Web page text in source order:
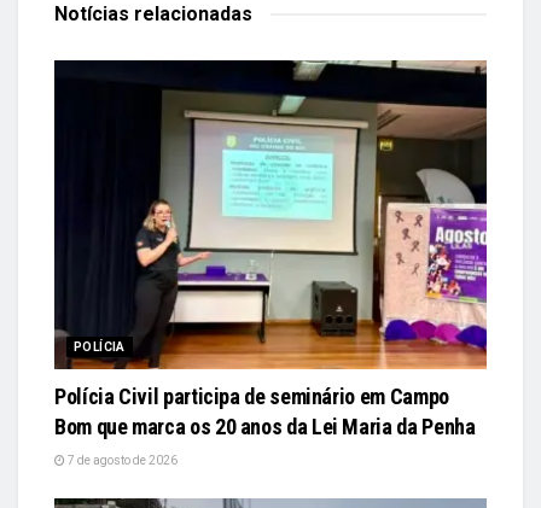
Notícias relacionadas
POLÍCIA
Polícia Civil participa de seminário em Campo
Bom que marca os 20 anos da Lei Maria da Penha
7 de agosto de 2026